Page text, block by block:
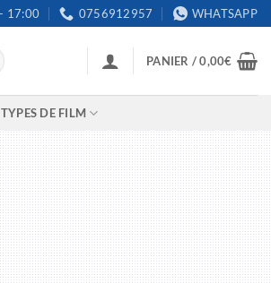
17:00 0756912957 WHATSAPP
PANIER /0,00€
DE FILM